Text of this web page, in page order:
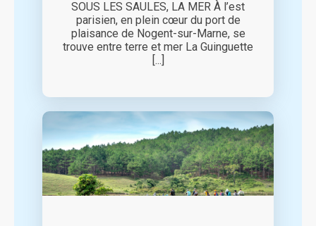
SOUS LES SAULES, LA MER À l’est
parisien, en plein cœur du port de
plaisance de Nogent-sur-Marne, se
trouve entre terre et mer La Guinguette
[...]